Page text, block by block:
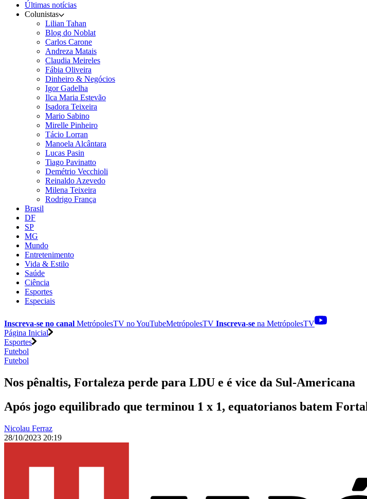
Últimas notícias
Colunistas
Lilian Tahan
Blog do Noblat
Carlos Carone
Andreza Matais
Claudia Meireles
Fábia Oliveira
Dinheiro & Negócios
Igor Gadelha
Ilca Maria Estevão
Isadora Teixeira
Mario Sabino
Mirelle Pinheiro
Tácio Lorran
Manoela Alcântara
Lucas Pasin
Tiago Pavinatto
Demétrio Vecchioli
Reinaldo Azevedo
Milena Teixeira
Rodrigo França
Brasil
DF
SP
MG
Mundo
Entretenimento
Vida & Estilo
Saúde
Ciência
Esportes
Especiais
Inscreva-se no canal MetrópolesTV noYouTubeMetrópolesTV Inscreva-se na MetrópolesTV
Página Inicial
Esportes
Futebol
Futebol
Nos pênaltis, Fortaleza perde para LDU e é vice da Sul-Americana
Após jogo equilibrado que terminou 1 x 1, equatorianos batem
Nicolau Ferraz
28/10/2023 20:19